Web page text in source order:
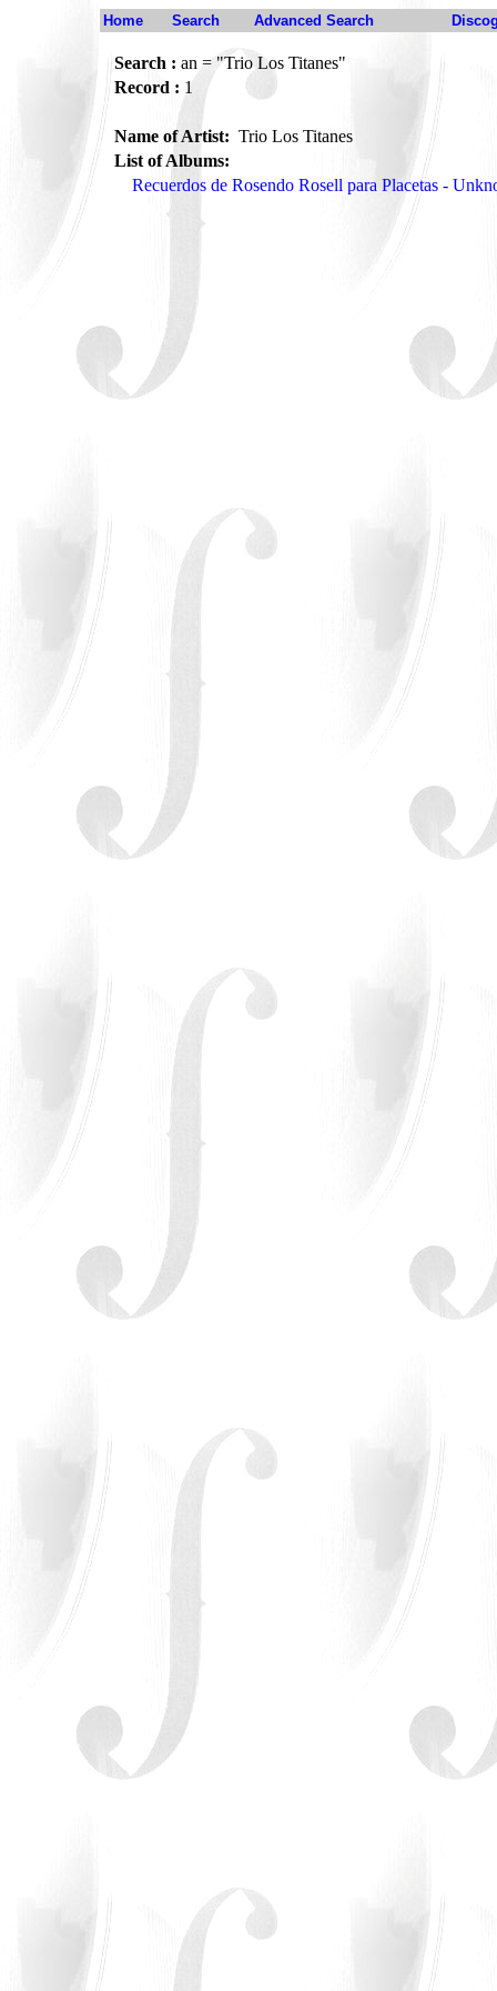
Home Search Advanced Search
Search : an = "Trio Los Titanes"
Record : 1
Name of Artist: Trio Los Titanes
List of Albums:
Recuerdos de Rosendo Rosell para Placetas -